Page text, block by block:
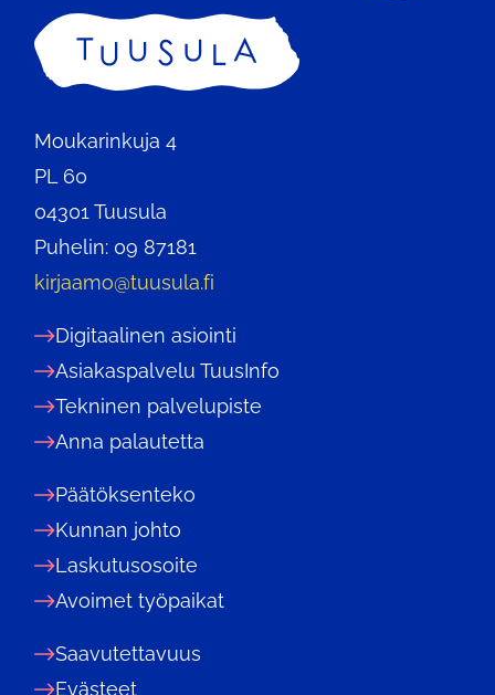
Etusivu
Moukarinkuja 4
PL 60
04301 Tuusula
Puhelin: 09 87181
kirjaamo@tuusula.fi
Digitaalinen asiointi
Asiakaspalvelu TuusInfo
Tekninen palvelupiste
Anna palautetta
Päätöksenteko
Kunnan johto
Laskutusosoite
Avoimet työpaikat
Saavutettavuus
Evästeet